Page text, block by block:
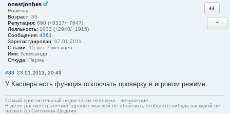
onestjonhes
Новичок
Возраст: 55
Репутация: 690 (+8337/−7647)
Лояльность: 1033 (+2948/−1915)
Сообщения: 4361
Зарегистрирован: 07.01.2011
С нами: 15 лет 7 месяцев
Имя: Александр
Откуда: Пермь
−
#88 23.01.2013, 20:49
У Каспера есть функция отключать проверку в игровом режиме.
Самый простительный недостаток человека - легковерие.
В деле распространения здравых мыслей не обойтись, чтобы кто-нибудь паскудой не
назвал (c) Салтыков-Щедрин